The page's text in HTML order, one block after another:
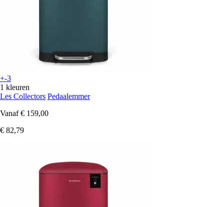
+-3
1 kleuren
Les Collectors Pedaalemmer
Vanaf € 159,00
€ 82,79